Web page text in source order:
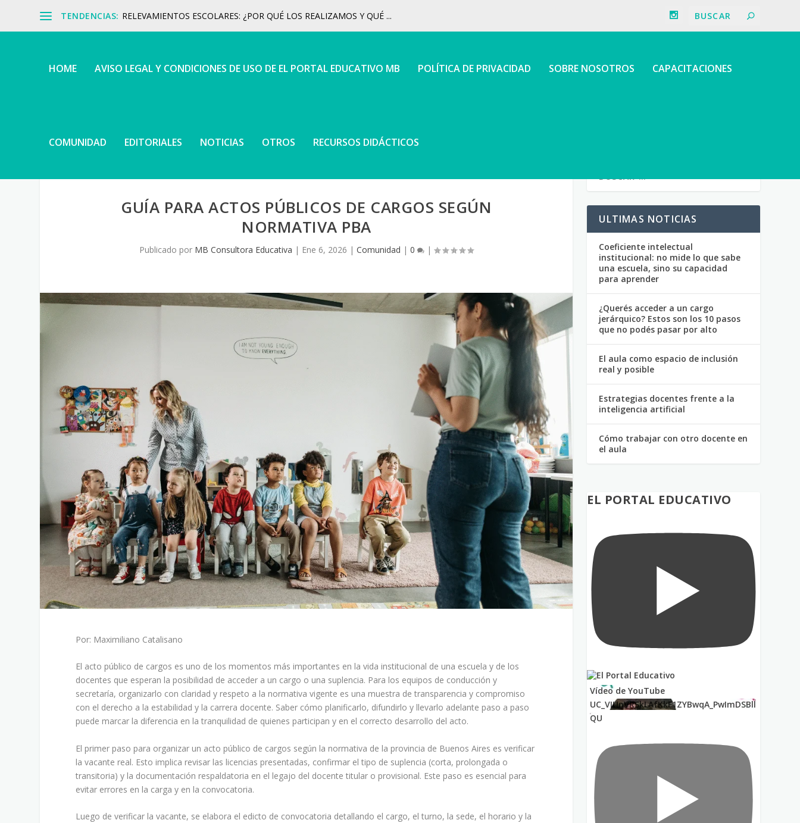
TENDENCIAS: RELEVAMIENTOS ESCOLARES: ¿POR QUÉ LOS REALIZAMOS Y QUÉ ...
HOME AVISO LEGAL Y CONDICIONES DE USO DE EL PORTAL EDUCATIVO MB POLÍTICA DE PRIVACIDAD SOBRE NOSOTROS CAPACITACIONES
COMUNIDAD EDITORIALES NOTICIAS OTROS RECURSOS DIDÁCTICOS
GUÍA PARA ACTOS PÚBLICOS DE CARGOS SEGÚN
NORMATIVA PBA
Publicado por MB Consultora Educativa | Ene 6, 2026 |Comunidad |0 |
Por: Maximiliano Catalisano
El acto público de cargos es uno de los momentos más importantes en la vida institucional de una escuela y de los
docentes que esperan la posibilidad de acceder a un cargo o una suplencia. Para los equipos de conducción y
secretaría, organizarlo con claridad y respeto a la normativa vigente es una muestra de transparencia y compromiso
con el derecho a la estabilidad y la carrera docente. Saber cómo planificarlo, difundirlo y llevarlo adelante paso a paso
puede marcar la diferencia en la tranquilidad de quienes participan y en el correcto desarrollo del acto.
El primer paso para organizar un acto público de cargos según la normativa de la provincia de Buenos Aires es verificar
la vacante real. Esto implica revisar las licencias presentadas, confirmar el tipo de suplencia (corta, prolongada o
transitoria) y la documentación respaldatoria en el legajo del docente titular o provisional. Este paso es esencial para
evitar errores en la carga y en la convocatoria.
Luego de verificar la vacante, se elabora el edicto de convocatoria detallando el cargo, el turno, la sede, el horario y la
ULTIMAS NOTICIAS
Coeficiente intelectual
institucional: no mide lo que sabe
una escuela, sino su capacidad
para aprender
¿Querés acceder a un cargo
jerárquico? Estos son los 10 pasos
que no podés pasar por alto
El aula como espacio de inclusión
real y posible
Estrategias docentes frente a la
inteligencia artificial
Cómo trabajar con otro docente en
el aula
EL PORTAL EDUCATIVO
Vídeo de YouTube
UC_VIUnVRSkLAfKkF1ZYBwqA_PwImDSBll
QU